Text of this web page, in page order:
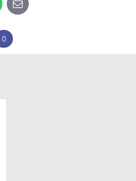
E-
mail
0